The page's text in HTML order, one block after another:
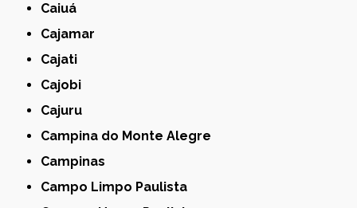
Caiuá
Cajamar
Cajati
Cajobi
Cajuru
Campina do Monte Alegre
Campinas
Campo Limpo Paulista